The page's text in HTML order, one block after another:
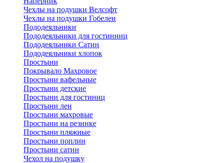
Чехлы на подушки Велсофт
Чехлы на подушки Гобелен
Пододеяльники
Пододеяльники для гостинниц
Пододеяльники Сатин
Пододеяльники хлопок
Простыни
Покрывало Махровое
Простыни вафельные
Простыни детские
Простыни для гостиниц
Простыни лен
Простыни махровые
Простыни на резинке
Простыни пляжные
Простыни поплин
Простыни сатин
Чехол на подушку